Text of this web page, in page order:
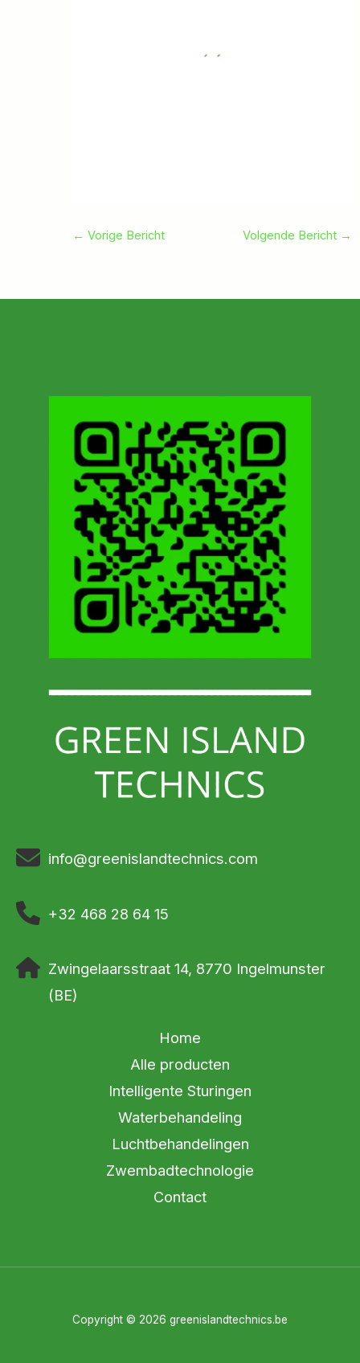
← Vorige Bericht Volgende Bericht →
info@greenislandtechnics.com
+32 468 28 64 15
Zwingelaarsstraat 14, 8770 Ingelmunster
(BE)
Home
Alle producten
Intelligente Sturingen
Waterbehandeling
Luchtbehandelingen
Zwembadtechnologie
Contact
Copyright © 2026 greenislandtechnics.be